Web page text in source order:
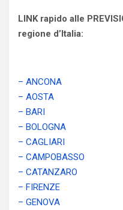
LINK rapido alle
regione d’Italia:
– ANCONA
– AOSTA
– BARI
– BOLOGNA
– CAGLIARI
– CAMPOBASSO
– CATANZARO
– FIRENZE
– GENOVA